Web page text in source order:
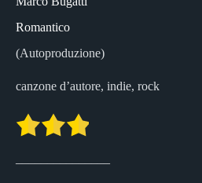
Romantico
(Autoproduzione)
canzone d’autore, indie, rock